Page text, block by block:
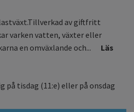
av giftfritt
varken vatten, växter eller
en omväxlande och...
Läs
på tisdag (11:e) eller på onsdag